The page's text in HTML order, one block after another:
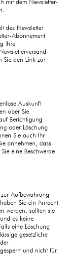
mit dem Newsletter-
des Newsletter
Abonnement
Ihre
Sie den Link zur
Auskunft
über Sie
Berichtigung
oder Löschung
Sie auch Ihr
annehmen, dass
eine Beschwerde
Aufbewahrung
Sie ein Anrecht
werden, sollten sie
es keine
eine Löschung
gesetzliche
und nicht für